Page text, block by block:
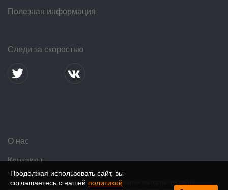
Продолжая использовать сайт, вы
соглашаетесь с нашей политикой
Полезная информация
Следи за скоростью
О нас
Контакты
2016 — 2026 © SpeedMe. При использовании материалов сайта